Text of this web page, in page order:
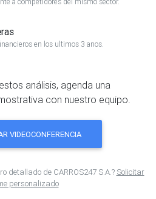
en los ultimos 3 anos.
análisis, agenda una
con nuestro equipo.
VIDEOCONFERENCIA
detallado de CARROS247 S.A.? Solicitar
personalizado